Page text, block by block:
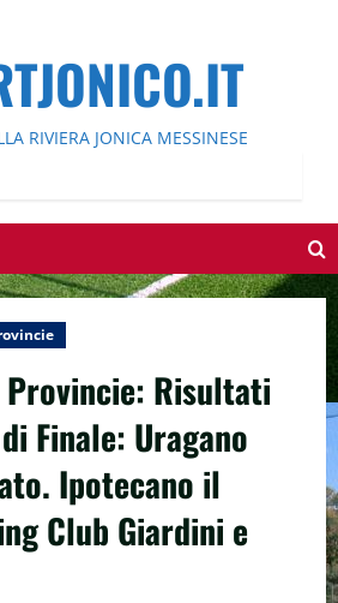
RIVIERA JONICA MESSINESE
Risultati
Finale: Uragano
Ipotecano il
Club Giardini e